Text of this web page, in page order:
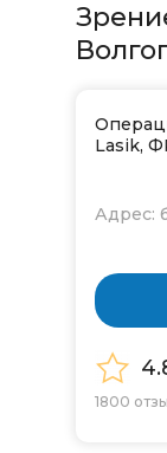
Lasik,
Адрес:
1800